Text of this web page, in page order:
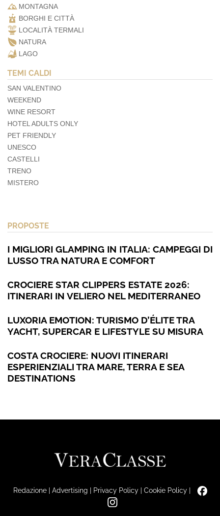
MONTAGNA
BORGHI E CITTÀ
LOCALITÀ TERMALI
NATURA
LAGO
TEMI CALDI
SAN VALENTINO
WEEKEND
WINE RESORT
HOTEL ADULTS ONLY
PET FRIENDLY
UNESCO
CASTELLI
TRENO
MISTERO
PROPOSTE
I MIGLIORI GLAMPING IN ITALIA: CAMPEGGI DI
LUSSO TRA NATURA E COMFORT
CROCIERE STAR CLIPPERS ESTATE 2026:
ITINERARI IN VELIERO NEL MEDITERRANEO
LUXORIA EMOTION: TURISMO D’ÉLITE TRA
YACHT, SUPERCAR E LIFESTYLE SU MISURA
COSTA CROCIERE: NUOVI ITINERARI
ESPERIENZIALI TRA MARE, TERRA E SEA
DESTINATIONS
Redazione| Advertising | Privacy Policy| Cookie Policy|